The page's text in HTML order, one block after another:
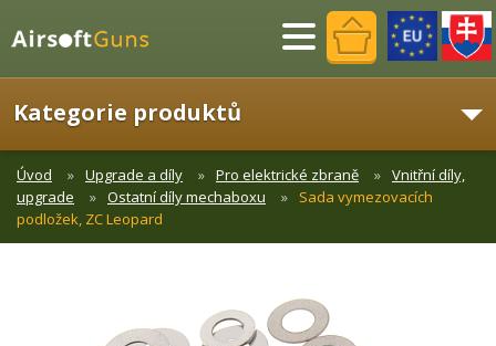
Menu
Kategorie produktů
Úvod Upgrade a díly Pro elektrické zbraně
Vnitřní díly,
upgrade
Ostatní díly mechaboxu
Sada vymezovacích
podložek, ZC Leopard